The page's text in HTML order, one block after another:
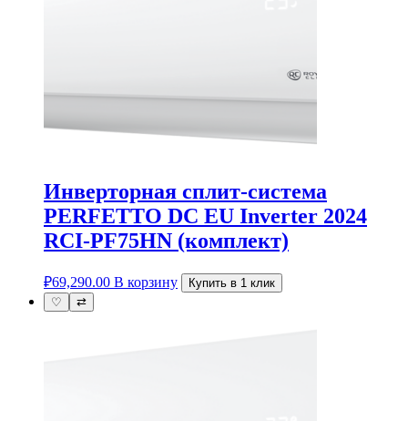
Инверторная сплит-система
PERFETTO DC EU Inverter 2024
RCI-PF75HN (комплект)
₽69,290.00 В корзину
Купить в 1 клик
♡
⇄